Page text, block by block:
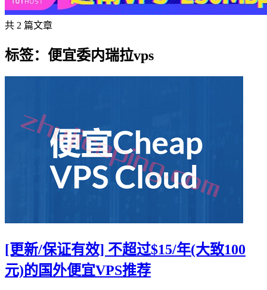
共 2 篇文章
标签：便宜委内瑞拉vps
[更新/保证有效] 不超过$15/年(大致100
元)的国外便宜VPS推荐